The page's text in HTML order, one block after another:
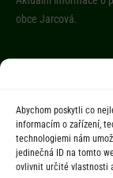
Abychom poskytli co
informacím o zařízení,
technologiemi nám
jedinečná ID na tomto
ovlivnit určité vlastnosti
obce Jarcová.